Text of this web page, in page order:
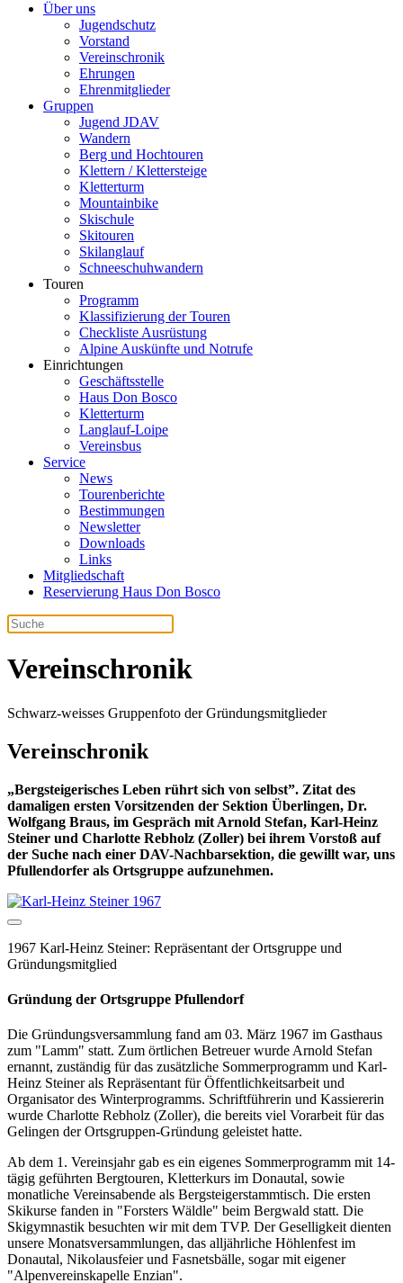
Über uns
Jugendschutz
Vorstand
Vereinschronik
Ehrungen
Ehrenmitglieder
Gruppen
Jugend JDAV
Wandern
Berg und Hochtouren
Klettern / Klettersteige
Kletterturm
Mountainbike
Skischule
Skitouren
Skilanglauf
Schneeschuhwandern
Touren
Programm
Klassifizierung der Touren
Checkliste Ausrüstung
Alpine Auskünfte und Notrufe
Einrichtungen
Geschäftsstelle
Haus Don Bosco
Kletterturm
Langlauf-Loipe
Vereinsbus
Service
News
Tourenberichte
Bestimmungen
Newsletter
Downloads
Links
Mitgliedschaft
Reservierung Haus Don Bosco
Vereinschronik
Schwarz-weisses Gruppenfoto der Gründungsmitglieder
Vereinschronik
„Bergsteigerisches Leben rührt sich von selbst”. Zitat des
damaligen ersten Vorsitzenden der Sektion Überlingen, Dr.
Wolfgang Braus, im Gespräch mit Arnold Stefan, Karl-Heinz
Steiner und Charlotte Rebholz (Zoller) bei ihrem Vorstoß auf
der Suche nach einer DAV-Nachbarsektion, die gewillt war, uns
Pfullendorfer als Ortsgruppe aufzunehmen.
1967 Karl-Heinz Steiner: Repräsentant der Ortsgruppe und
Gründungsmitglied
Gründung der Ortsgruppe Pfullendorf
Die Gründungsversammlung fand am 03. März 1967 im Gasthaus
zum "Lamm" statt. Zum örtlichen Betreuer wurde Arnold Stefan
ernannt, zuständig für das zusätzliche Sommerprogramm und Karl-
Heinz Steiner als Repräsentant für Öffentlichkeitsarbeit und
Organisator des Winterprogramms. Schriftführerin und Kassiererin
wurde Charlotte Rebholz (Zoller), die bereits viel Vorarbeit für das
Gelingen der Ortsgruppen-Gründung geleistet hatte.
Ab dem 1. Vereinsjahr gab es ein eigenes Sommerprogramm mit 14-
tägig geführten Bergtouren, Kletterkurs im Donautal, sowie
monatliche Vereinsabende als Bergsteigerstammtisch. Die ersten
Skikurse fanden in "Forsters Wäldle" beim Bergwald statt. Die
Skigymnastik besuchten wir mit dem TVP. Der Geselligkeit dienten
unsere Monatsversammlungen, das alljährliche Höhlenfest im
Donautal, Nikolausfeier und Fasnetsbälle, sogar mit eigener
"Alpenvereinskapelle Enzian".